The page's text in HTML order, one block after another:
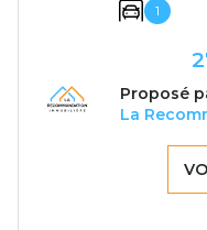
1
Proposé
La